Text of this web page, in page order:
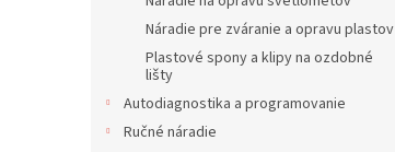
Náradie pre zváranie a opravu plastov
Plastové spony a klipy na ozdobné
lišty
Autodiagnostika a programovanie
Ručné náradie